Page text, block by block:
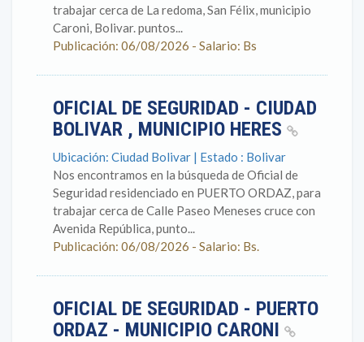
trabajar cerca de La redoma, San Félix, municipio
Caroni, Bolivar. puntos...
Publicación: 06/08/2026 - Salario: Bs
OFICIAL DE SEGURIDAD - CIUDAD
BOLIVAR , MUNICIPIO HERES
Ubicación: Ciudad Bolivar | Estado : Bolivar
Nos encontramos en la búsqueda de Oficial de
Seguridad residenciado en PUERTO ORDAZ, para
trabajar cerca de Calle Paseo Meneses cruce con
Avenida República, punto...
Publicación: 06/08/2026 - Salario: Bs.
OFICIAL DE SEGURIDAD - PUERTO
ORDAZ - MUNICIPIO CARONI